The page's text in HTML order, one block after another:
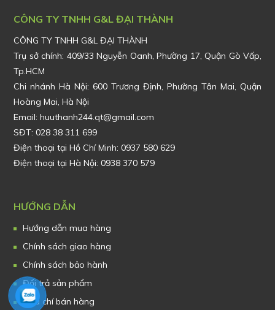
CÔNG TY TNHH G&L ĐẠI THÀNH
CÔNG TY TNHH G&L ĐẠI THÀNH
Trụ sở chính: 409/33 Nguyễn Oanh, Phường 17, Quận Gò Vấp,
Tp.HCM
Chi nhánh Hà Nội: 600 Trương Định, Phường Tân Mai, Quận
Hoàng Mai, Hà Nội
Email: huuthanh244.qt@gmail.com
SĐT: 028 38 311 699
Điện thoại tại Hồ Chí Minh: 0937 580 629
Điện thoại tại Hà Nội: 0938 370 579
HƯỚNG DẪN
Hướng dẫn mua hàng
Chính sách giao hàng
Chính sách bảo hành
Đổi trả sản phẩm
Tiêu chí bán hàng